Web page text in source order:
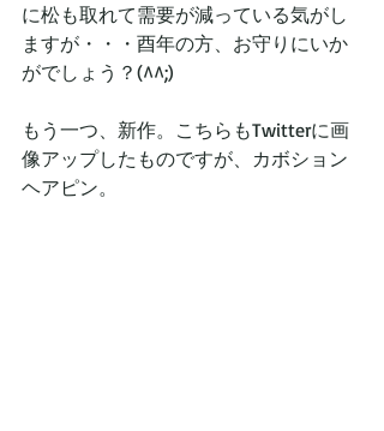
に松も取れて需要が減っている気がし
ますが・・・酉年の方、お守りにいか
がでしょう？(^^;)
もう一つ、新作。こちらもTwitterに画
像アップしたものですが、カボション
ヘアピン。